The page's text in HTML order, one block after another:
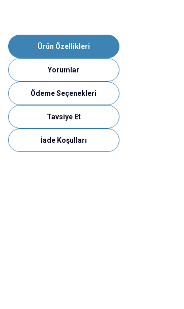
Ürün Özellikleri
Yorumlar
Ödeme Seçenekleri
Tavsiye Et
İade Koşulları